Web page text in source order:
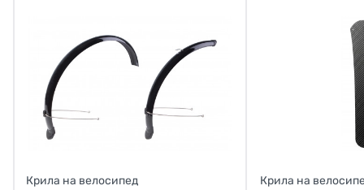
Крила на велосипед Крила на